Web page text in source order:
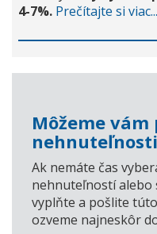
4-7%. Prečítajte si viac...
Môžeme
Ak nemáte čas
nehnuteľností alebo
vyplňte a pošlite
ozveme najneskôr